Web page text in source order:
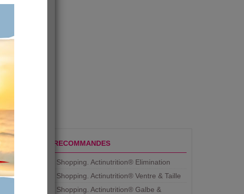
PRODUITS RECOMMANDES
Aujourdhui Shopping. Actinutrition® Elimination
Aujourdhui Shopping. Actinutrition® Ventre & Taille
Aujourdhui Shopping. Actinutrition® Galbe &